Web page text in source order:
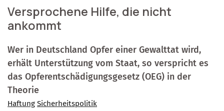
Versprochene Hilfe, die nicht
ankommt
Wer in Deutschland Opfer einer Gewalttat wird,
erhält Unterstützung vom Staat, so verspricht es
das Opferentschädigungsgesetz (OEG) in der
Theorie
Haftung Sicherheitspolitik